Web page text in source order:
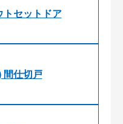
セットドア
仕切戸